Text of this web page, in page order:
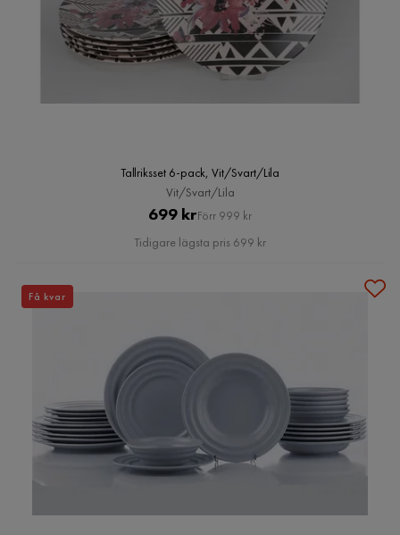
Tallriksset 6-pack, Vit/Svart/Lila
Vit/Svart/Lila
Pris
699 krOriginal
Pris
Förr 999 kr
Tidigare lägsta pris 699 kr
Få kvar